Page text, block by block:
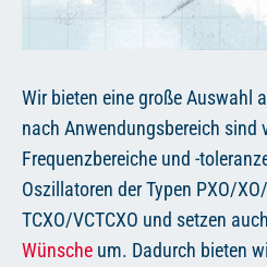
Wir bieten eine große Auswahl
nach Anwendungsbereich sind
Frequenzbereiche und -
Oszillatoren der Typen PXO/
TCXO/VCTCXO und setzen auch
Wünscheum. Dadurch bieten